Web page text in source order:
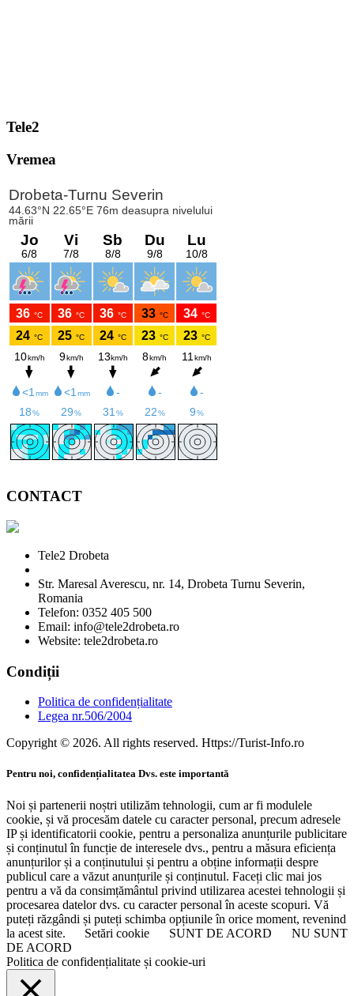
Tele2
Vremea
CONTACT
Tele2 Drobeta
Str. Maresal Averescu, nr. 14, Drobeta Turnu Severin,
Romania
Telefon: 0352 405 500
Email: info@tele2drobeta.ro
Website: tele2drobeta.ro
Condiții
Politica de confidențialitate
Legea nr.506/2004
Copyright © 2026. All rights reserved. Https://Turist-Info.ro
Pentru noi, confidențialitatea Dvs. este importantă
Noi și partenerii noștri utilizăm tehnologii, cum ar fi modulele
cookie, și vă procesăm datele cu caracter personal, precum adresele
IP și identificatorii cookie, pentru a personaliza anunțurile publicitare
și conținutul în funcție de interesele dvs., pentru a măsura eficiența
anunțurilor și a conținutului și pentru a obține informații despre
publicul care a văzut anunțurile și conținutul. Faceți clic mai jos
pentru a vă da consimțământul privind utilizarea acestei tehnologii și
procesarea datelor dvs. cu caracter personal în aceste scopuri. Vă
puteți răzgândi și puteți schimba opțiunile în orice moment, revenind
la acest site.
Setări cookie SUNT DE ACORD
NU SUNT
DE ACORD
Politica de confidențialitate și cookie-uri